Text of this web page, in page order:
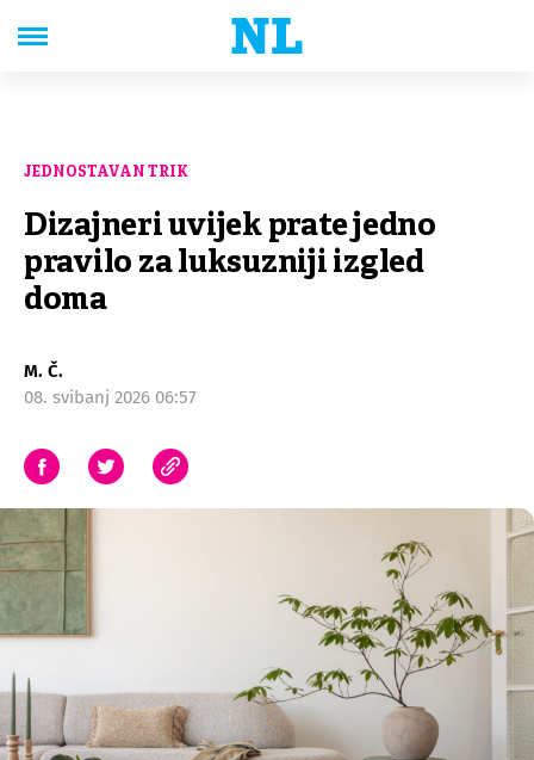
JEDNOSTAVAN TRIK
Dizajneri uvijek prate jedno
pravilo za luksuzniji izgled
doma
M. Č.
08. svibanj 2026 06:57